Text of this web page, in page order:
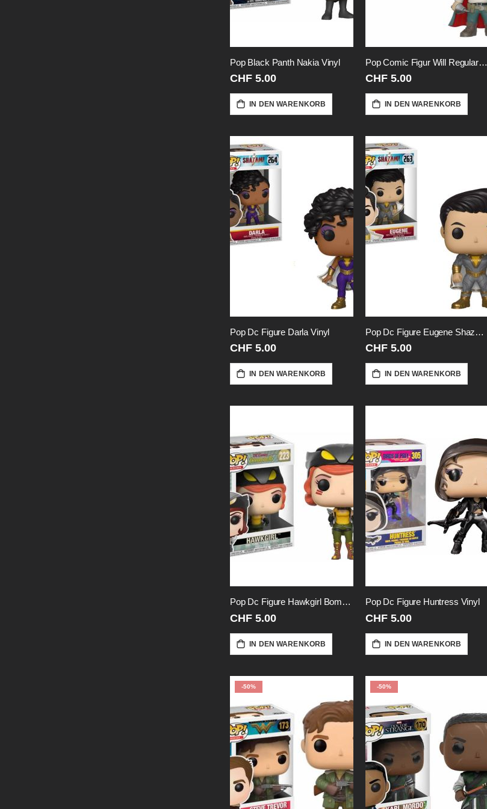
Pop Black Panth Nakia Vinyl
CHF 5.00
IN DEN WARENKORB
Pop Comic Figur Will Regular-Vinyl
CHF 5.00
IN DEN WARENKORB
Pop Dc Figure Darla Vinyl
CHF 5.00
IN DEN WARENKORB
Pop Dc Figure Eugene Shazam-Vinyl
CHF 5.00
IN DEN WARENKORB
Pop Dc Figure Hawkgirl Bombshells
CHF 5.00
IN DEN WARENKORB
Pop Dc Figure Huntress Vinyl
CHF 5.00
IN DEN WARENKORB
-50% -50%